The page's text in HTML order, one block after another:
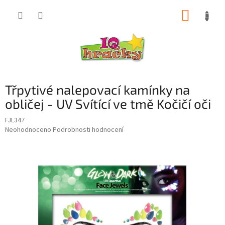
Třpytivé nalepovací kamínky na
obličej - UV Svítící ve tmě Kočičí oči
FJL347
Průměrné
Neohodnoceno Podrobnosti hodnocení